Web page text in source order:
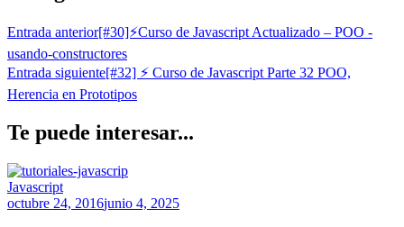
Entrada anterior[#30]⚡Curso de Javascript Actualizado – POO -
usando-constructores
Entrada siguiente[#32] ⚡ Curso de Javascript Parte 32 POO,
Herencia en Prototipos
Te puede interesar...
Javascript
octubre 24, 2016junio 4, 2025